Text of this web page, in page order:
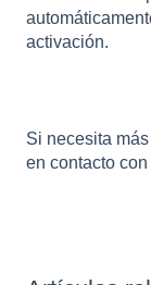
activación.
Si necesita
en contacto